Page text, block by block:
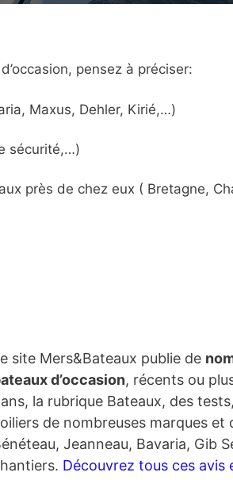
pensez à préciser:
Maxus, Dehler, Kirié,…)
sécurité,…)
près de chez eux ( Bretagne,
site Mers&Bateaux publie de
d’occasion, récents ou
la rubrique Bateaux, des
de nombreuses marques et
Jeanneau, Bavaria, Gib
Découvrez tous ces